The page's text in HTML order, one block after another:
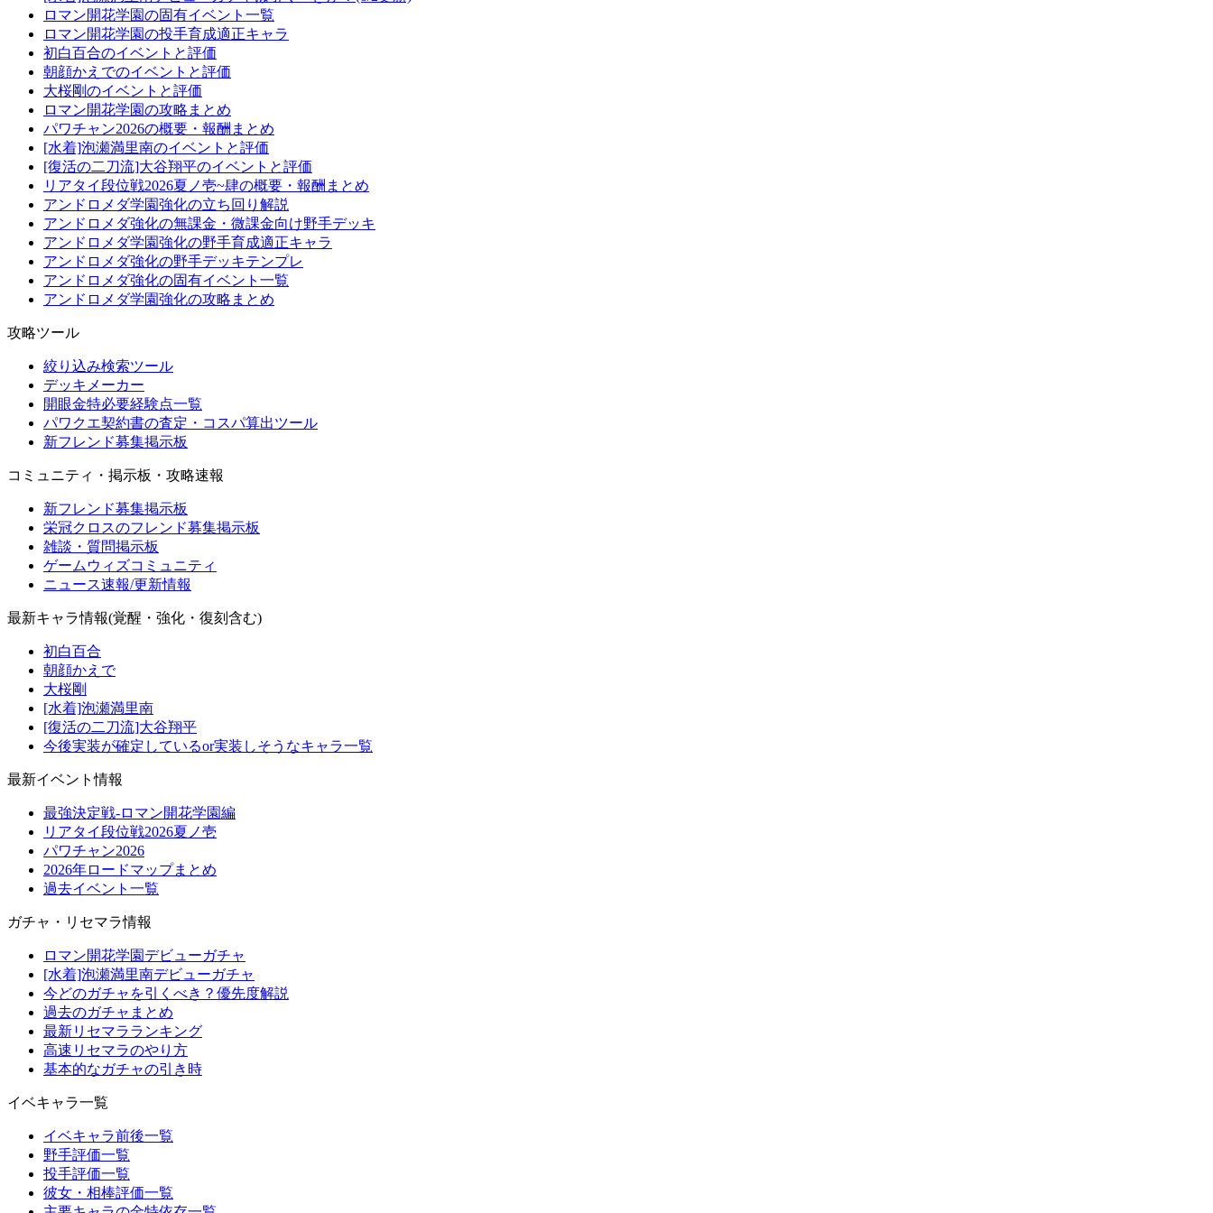
ロマン開花学園の固有イベント一覧
ロマン開花学園の投手育成適正キャラ
初白百合のイベントと評価
朝顔かえでのイベントと評価
大桜剛のイベントと評価
ロマン開花学園の攻略まとめ
パワチャン2026の概要・報酬まとめ
[水着]泡瀬満里南のイベントと評価
[復活の二刀流]大谷翔平のイベントと評価
リアタイ段位戦2026夏ノ壱~肆の概要・報酬まとめ
アンドロメダ学園強化の立ち回り解説
アンドロメダ強化の無課金・微課金向け野手デッキ
アンドロメダ学園強化の野手育成適正キャラ
アンドロメダ強化の野手デッキテンプレ
アンドロメダ強化の固有イベント一覧
アンドロメダ学園強化の攻略まとめ
攻略ツール
絞り込み検索ツール
デッキメーカー
開眼金特必要経験点一覧
パワクエ契約書の査定・コスパ算出ツール
新フレンド募集掲示板
コミュニティ・掲示板・攻略速報
新フレンド募集掲示板
栄冠クロスのフレンド募集掲示板
雑談・質問掲示板
ゲームウィズコミュニティ
ニュース速報/更新情報
最新キャラ情報(覚醒・強化・復刻含む)
初白百合
朝顔かえで
大桜剛
[水着]泡瀬満里南
[復活の二刀流]大谷翔平
今後実装が確定しているor実装しそうなキャラ一覧
最新イベント情報
最強決定戦-ロマン開花学園編
リアタイ段位戦2026夏ノ壱
パワチャン2026
2026年ロードマップまとめ
過去イベント一覧
ガチャ・リセマラ情報
ロマン開花学園デビューガチャ
[水着]泡瀬満里南デビューガチャ
今どのガチャを引くべき？優先度解説
過去のガチャまとめ
最新リセマラランキング
高速リセマラのやり方
基本的なガチャの引き時
イベキャラ一覧
イベキャラ前後一覧
野手評価一覧
投手評価一覧
彼女・相棒評価一覧